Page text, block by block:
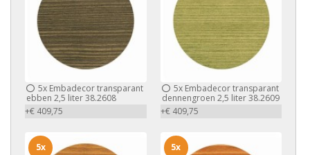
5x Embadecor transparant
ebben 2,5 liter 38.2608
+€ 409,75
5xEmbadecor transparant
dennengroen 2,5 liter 38.2609
+€ 409,75
5x 5x